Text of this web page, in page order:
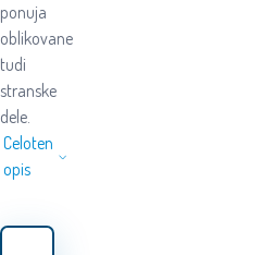
ponuja
oblikovane
tudi
stranske
dele.
Celoten
opis